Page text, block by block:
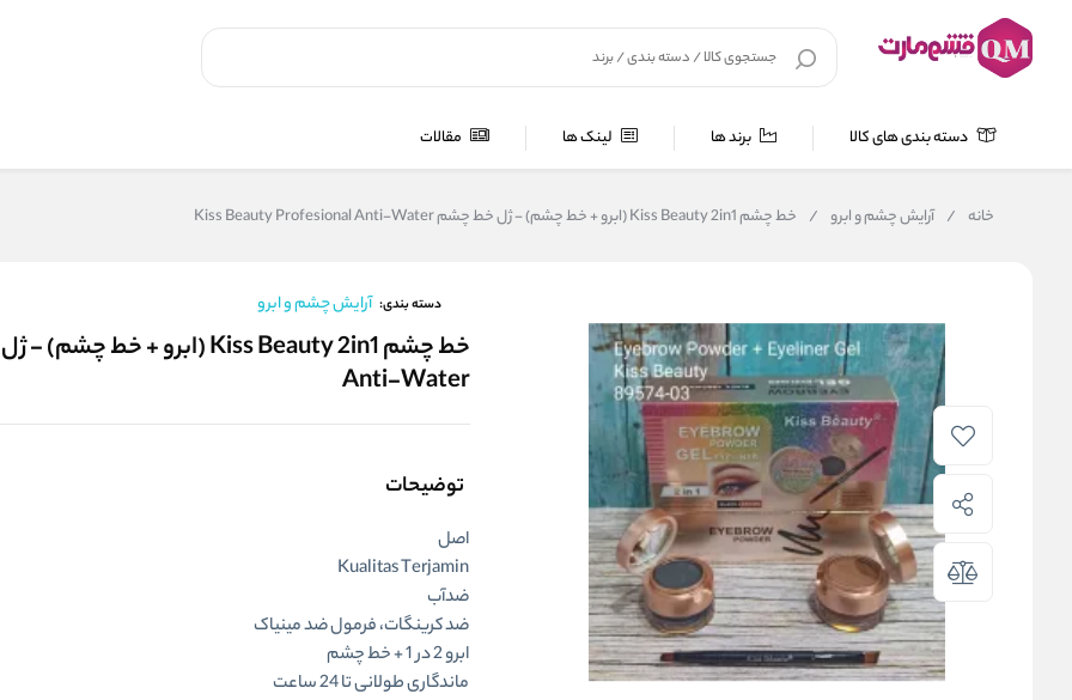
دسته بندی های کالا برند ها لینک ها مقالات
خانه / آرایش چشم و ابرو / خط چشم Kiss Beauty 2in1 (ابرو + خط چشم) - ژل خط چشم Kiss Beauty Profesional Anti-Water
دسته بندی: آرایش چشم و ابرو
Anti-Water
توضیحات
اصل
Kualitas Terjamin
ضدآب
ضد کرینگات، فرمول ضد مینیاک
ابرو 2 در 1 + خط چشم
ماندگاری طولانی تا 24 ساعت